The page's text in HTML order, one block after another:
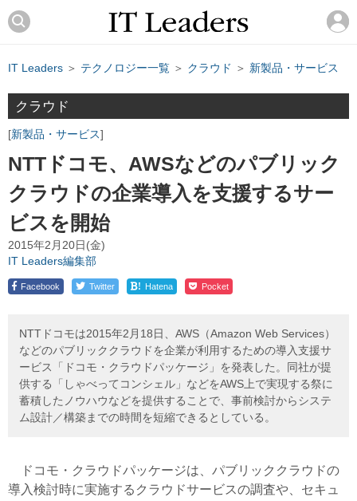
IT Leaders ＞ テクノロジー一覧 ＞ クラウド ＞ 新製品・サービス
クラウド
新製品・サービス
NTTドコモ、AWSなどのパブリック
クラウドの企業導入を支援するサー
ビスを開始
2015年2月20日(金)
IT Leaders編集部
Facebook Twitter ! Hatena Pocket
NTTドコモは2015年2月18日、AWS（Amazon Web Services）
などのパブリッククラウドを企業が利用するための導入支援サ
ービス「ドコモ・クラウドパッケージ」を発表した。同社が提
供する「しゃべってコンシェル」などをAWS上で実現する祭に
蓄積したノウハウなどを提供することで、事前検討からシステ
ム設計／構築までの時間を短縮できるとしている。
ドコモ・クラウドパッケージは、パブリッククラウドの
導入検討時に実施するクラウドサービスの調査や、セキュ